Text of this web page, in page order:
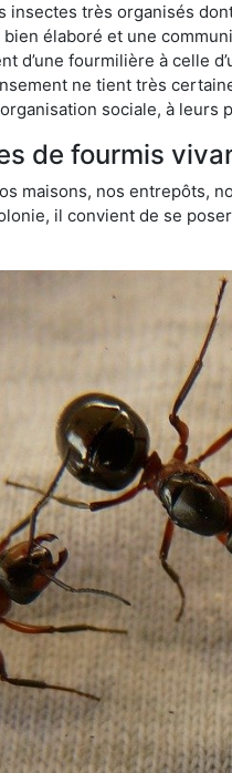
insectes très organisés
élaboré et une
d’une fourmilière à celle
ne tient très
sociale, à leurs
de fourmis
maisons, nos entrepôts,
il convient de se